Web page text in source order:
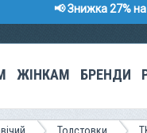
📢 Знижка 27%
ЖІНКАМ БРЕНДИ